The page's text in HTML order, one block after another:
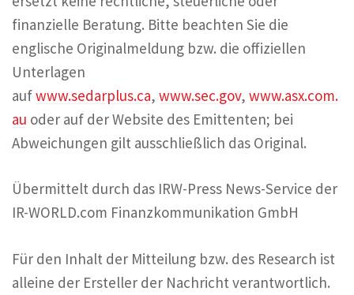
finanzielle Beratung. Bitte beachten Sie die
englische Originalmeldung bzw. die offiziellen
Unterlagen
aufwww.sedarplus.ca, www.sec.gov, www.asx.com.
au oder auf der Website des Emittenten; bei
Abweichungen gilt ausschließlich das Original.
Übermittelt durch das IRW-Press News-Service der
IR-WORLD.com Finanzkommunikation GmbH
Für den Inhalt der Mitteilung bzw. des Research ist
alleine der Ersteller der Nachricht verantwortlich.